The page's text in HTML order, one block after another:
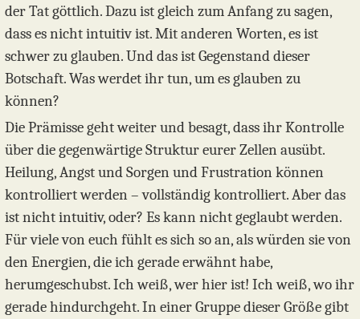
der Tat göttlich. Dazu ist gleich zum Anfang zu sagen,
dass es nicht intuitiv ist. Mit anderen Worten, es ist
schwer zu glauben. Und das ist Gegenstand dieser
Botschaft. Was werdet ihr tun, um es glauben zu
können?
Die Prämisse geht weiter und besagt, dass ihr Kontrolle
über die gegenwärtige Struktur eurer Zellen ausübt.
Heilung, Angst und Sorgen und Frustration können
kontrolliert werden – vollständig kontrolliert. Aber das
ist nicht intuitiv, oder? Es kann nicht geglaubt werden.
Für viele von euch fühlt es sich so an, als würden sie von
den Energien, die ich gerade erwähnt habe,
herumgeschubst. Ich weiß, wer hier ist! Ich weiß, wo ihr
gerade hindurchgeht. In einer Gruppe dieser Größe gibt